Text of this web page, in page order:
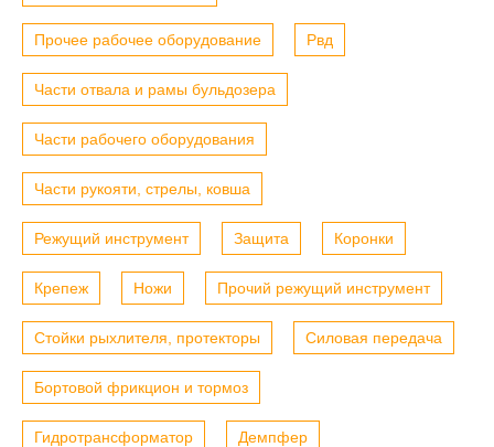
Прочее рабочее оборудование Рвд
Части отвала и рамы бульдозера
Части рабочего оборудования
Части рукояти, стрелы, ковша
Режущий инструмент Защита Коронки
Крепеж Ножи Прочий режущий инструмент
Стойки рыхлителя, протекторы Силовая передача
Бортовой фрикцион и тормоз
Гидротрансформатор Демпфер